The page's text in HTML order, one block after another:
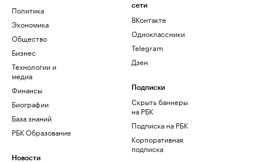
Политика
Экономика
Общество
Бизнес
Технологии и
медиа
Финансы
Биографии
База знаний
РБК Образование
Новости
сети
ВКонтакте
Одноклассники
Telegram
Дзен
Подписки
Скрыть баннеры
на РБК
Подписка на РБК
Корпоративная
подписка